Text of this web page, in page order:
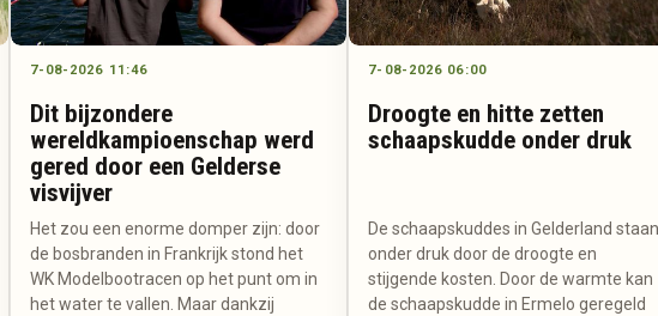
7-08-2026 11:46
Dit bijzondere
wereldkampioenschap werd
gered door een Gelderse
visvijver
Het zou een enorme domper zijn: door
de bosbranden in Frankrijk stond het
WK Modelbootracen op het punt om in
het water te vallen. Maar dankzij
7-08-2026 06:00
Droogte en hitte zetten
schaapskudde onder druk
De schaapskuddes in Gelderland
onder druk door de droogte en
stijgende kosten. Door de warmte kan
de schaapskudde in Ermelo geregeld